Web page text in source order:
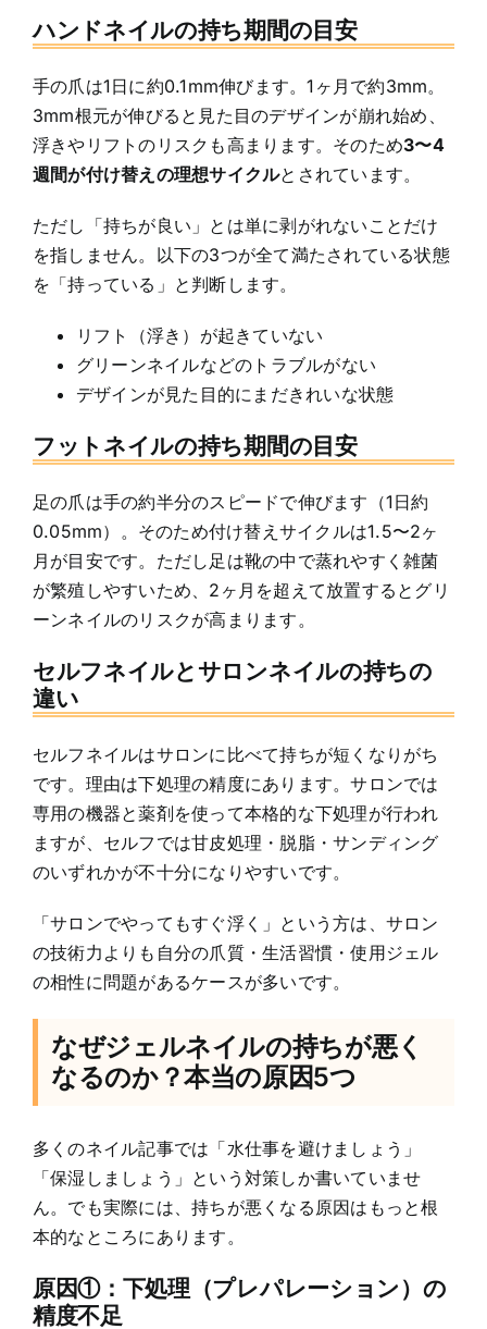
ハンドネイルの持ち期間の目安
手の爪は1日に約0.1mm伸びます。1ヶ月で約3mm。
3mm根元が伸びると見た目のデザインが崩れ始め、
浮きやリフトのリスクも高まります。そのため3〜4
週間が付け替えの理想サイクルとされています。
ただし「持ちが良い」とは単に剥がれないことだけ
を指しません。以下の3つが全て満たされている状態
を「持っている」と判断します。
リフト（浮き）が起きていない
グリーンネイルなどのトラブルがない
デザインが見た目的にまだきれいな状態
フットネイルの持ち期間の目安
足の爪は手の約半分のスピードで伸びます（1日約
0.05mm）。そのため付け替えサイクルは1.5〜2ヶ
月が目安です。ただし足は靴の中で蒸れやすく雑菌
が繁殖しやすいため、2ヶ月を超えて放置するとグリ
ーンネイルのリスクが高まります。
セルフネイルとサロンネイルの持ちの
違い
セルフネイルはサロンに比べて持ちが短くなりがち
です。理由は下処理の精度にあります。サロンでは
専用の機器と薬剤を使って本格的な下処理が行われ
ますが、セルフでは甘皮処理・脱脂・サンディング
のいずれかが不十分になりやすいです。
「サロンでやってもすぐ浮く」という方は、サロン
の技術力よりも自分の爪質・生活習慣・使用ジェル
の相性に問題があるケースが多いです。
なぜジェルネイルの持ちが悪く
なるのか？本当の原因5つ
多くのネイル記事では「水仕事を避けましょう」
「保湿しましょう」という対策しか書いていませ
ん。でも実際には、持ちが悪くなる原因はもっと根
本的なところにあります。
原因①：下処理（プレパレーション）の
精度不足